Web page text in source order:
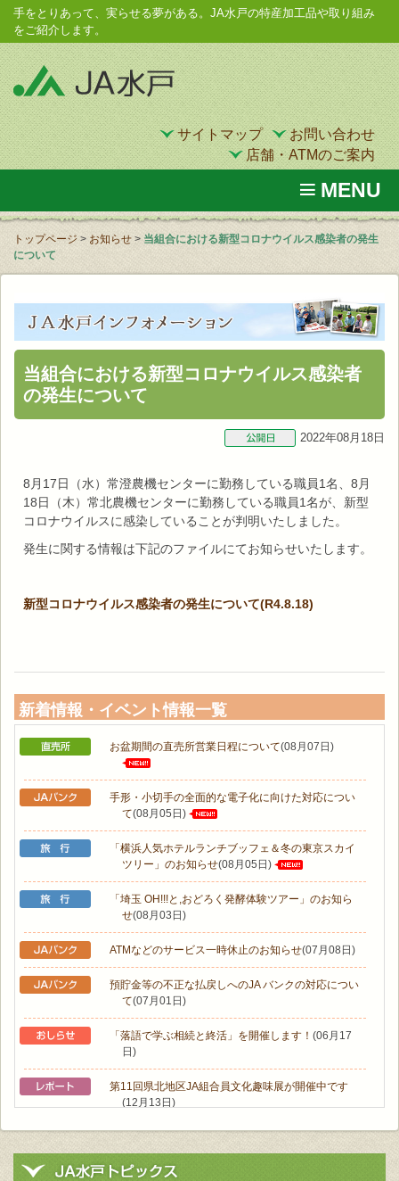
手をとりあって、実らせる夢がある。JA水戸の特産加工品や取り組み
をご紹介します。
お問い合わせ
サイトマップ
店舗・ATMのご案内
MENU
トップページ > お知らせ > 当組合における新型コロナウイルス感染者の発生
について
当組合における新型コロナウイルス感染者
の発生について
2022年08月18日
8月17日（水）常澄農機センターに勤務している職員1名、8月
18日（木）常北農機センターに勤務している職員1名が、新型
コロナウイルスに感染していることが判明いたしました。
発生に関する情報は下記のファイルにてお知らせいたします。
新型コロナウイルス感染者の発生について(R4.8.18)
新着情報・イベント情報一覧
お盆期間の直売所営業日程について(08月07日)
手形・小切手の全面的な電子化に向けた対応につい
て(08月05日)
「横浜人気ホテルランチブッフェ＆冬の東京スカイ
ツリー」のお知らせ(08月05日)
「埼玉 OH!!!と,おどろく発酵体験ツアー」のお知ら
せ(08月03日)
ATMなどのサービス一時休止のお知らせ(07月08日)
預貯金等の不正な払戻しへのJA バンクの対応につい
て(07月01日)
「落語で学ぶ相続と終活」を開催します！ (06月17
日)
第11回県北地区JA組合員文化趣味展が開催中です
(12月13日)
女性大学〝大人の社会科見学〟
ウオーキング教室で６㎞！自然あふれる大洗町。